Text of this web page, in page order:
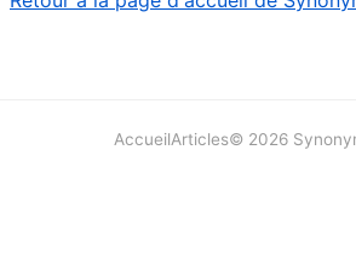
AccueilArticles© 2026